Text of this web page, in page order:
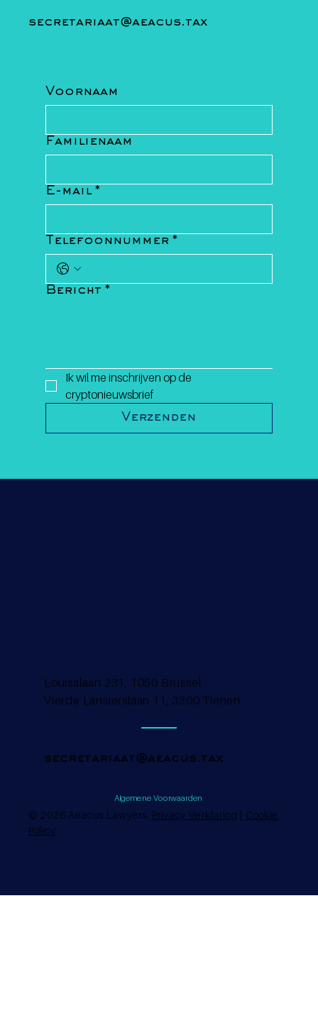
secretariaat@aeacus.tax
Voornaam
Familienaam
E-mail *
Telefoonnummer *
Bericht *
Ik wil me inschrijven op de
cryptonieuwsbrief
Verzenden
© 2026 Aeacus Lawyers. Privacy Verklaring | Cookie
Policy
secretariaat@aeacus.tax
Louisalaan 231, 1050 Brussel
Vierde Lansierslaan 11, 3300 Tienen
Algemene Voorwaarden